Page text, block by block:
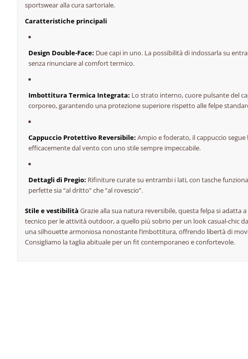
sportswear alla cura sartoriale.
Caratteristiche principali
Design Double-Face: Due capi in uno. La possibilità di indossarla su
senza rinunciare al comfort termico.
Imbottitura Termica Integrata: Lo strato interno, cuore pulsante del
corporeo, garantendo una protezione superiore rispetto alle felpe
Cappuccio Protettivo Reversibile: Ampio e foderato, il cappuccio
efficacemente dal vento con uno stile sempre impeccabile.
Dettagli di Pregio: Rifiniture curate su entrambi i lati, con tasche
perfette sia “al dritto” che “al rovescio”.
Stile e vestibilità Grazie alla sua natura reversibile, questa felpa si adatta
tecnico per le attività outdoor, a quello più sobrio per un look casual-chic
una silhouette armoniosa nonostante l’imbottitura, offrendo libertà di
Consigliamo la taglia abituale per un fit contemporaneo e confortevole.